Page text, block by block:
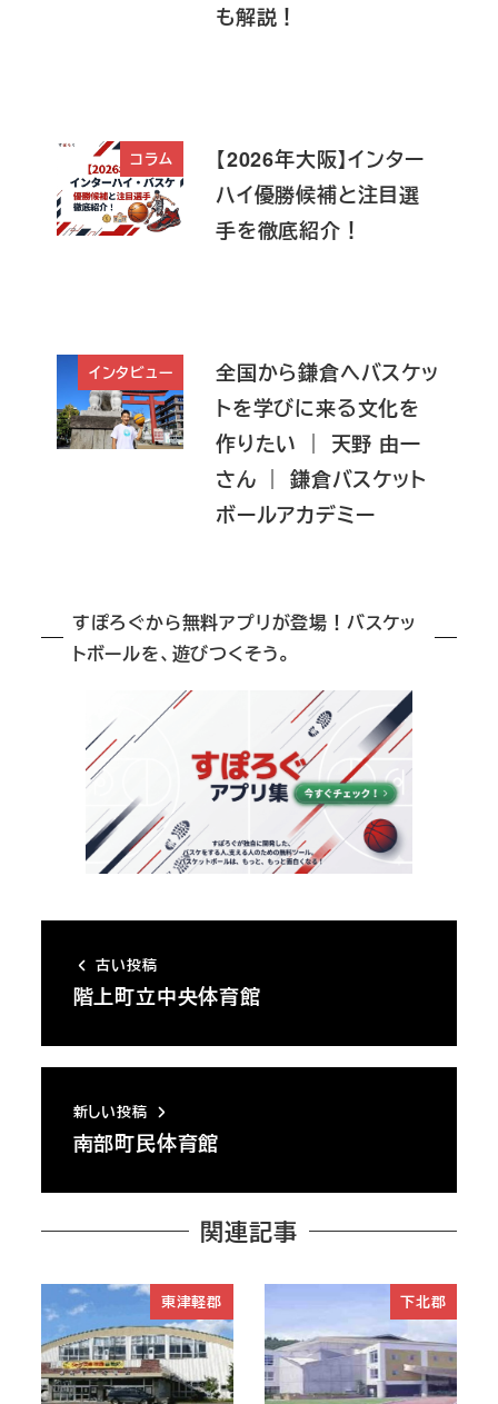
も解説！
コラム
【2026年大阪】インター
ハイ優勝候補と注目選
手を徹底紹介！
インタビュー
全国から鎌倉へバスケッ
トを学びに来る文化を
作りたい ｜ 天野 由一
さん ｜ 鎌倉バスケット
ボールアカデミー
すぽろぐから無料アプリが登場！バスケッ
トボールを、遊びつくそう。
古い投稿
階上町立中央体育館
新しい投稿
南部町民体育館
関連記事
東津軽郡 下北郡